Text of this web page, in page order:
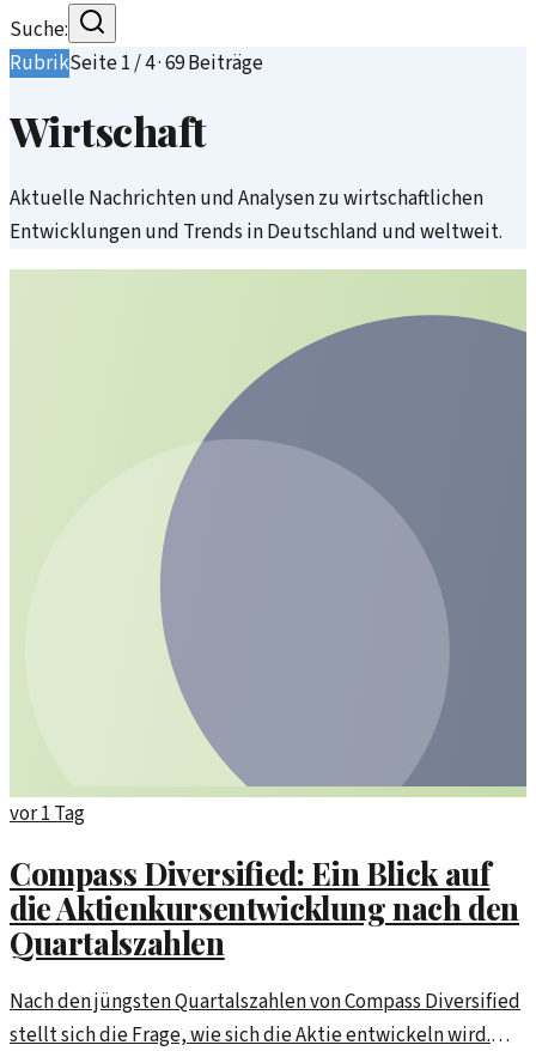
Suche:
RubrikSeite1/4·69Beiträge
Wirtschaft
Aktuelle Nachrichten und Analysen zu wirtschaftlichen
Entwicklungen und Trends in Deutschland und weltweit.
vor 1 Tag
Compass Diversified: Ein Blick auf
die Aktienkursentwicklung nach den
Quartalszahlen
Nach den jüngsten Quartalszahlen von Compass Diversified
stellt sich die Frage, wie sich die Aktie entwickeln wird.